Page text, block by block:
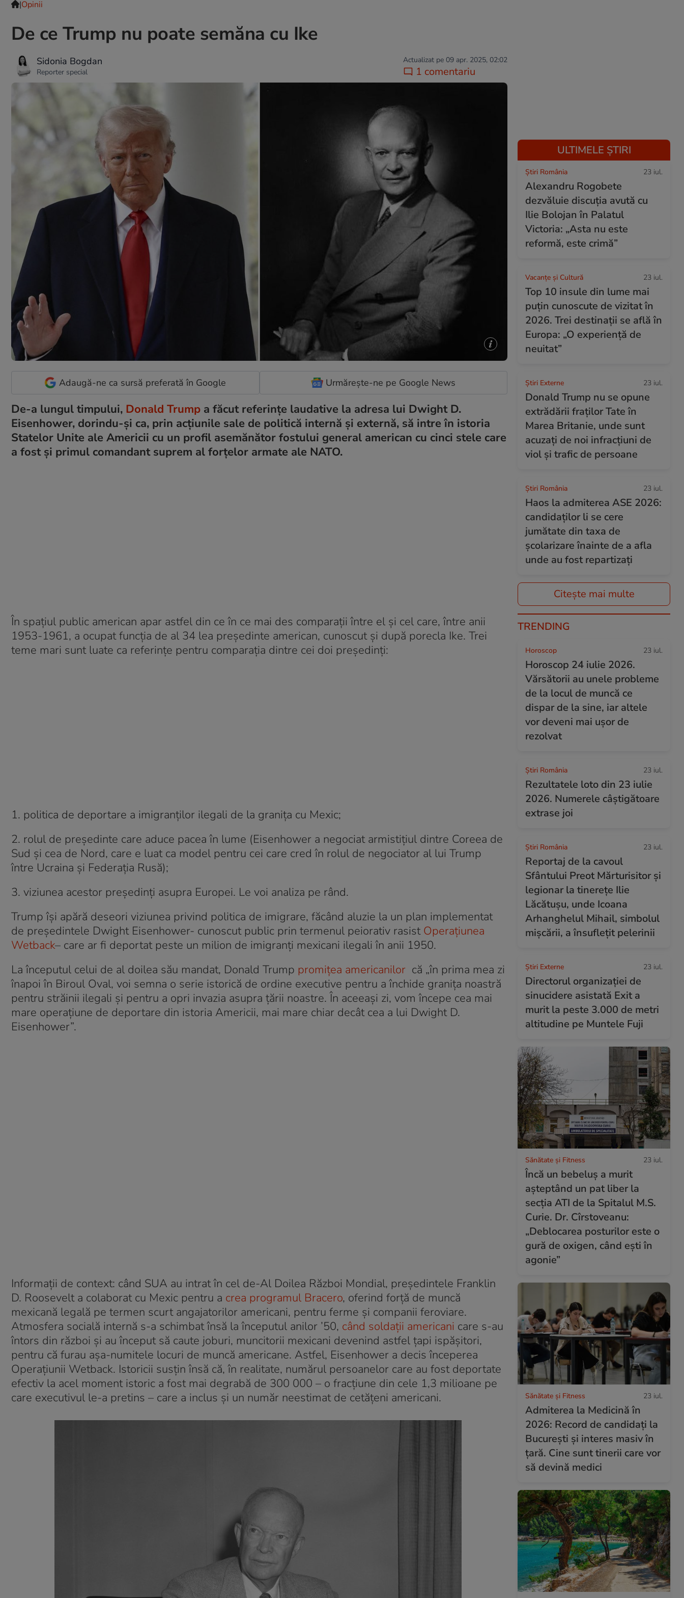
|Opinii
De ce Trump nu poate semăna cu Ike
Sidonia Bogdan
Reporter special
Actualizat pe 09 apr. 2025, 02:02
1 comentariu
Adaugă-ne ca sursă preferată în Google Urmărește-ne pe Google News
De-a lungul timpului, Donald Trump a făcut referințe laudative la adresa lui Dwight D.
Eisenhower, dorindu-și ca, prin acțiunile sale de politică internă și externă, să intre în istoria
Statelor Unite ale Americii cu un profil asemănător fostului general american cu cinci stele care
a fost și primul comandant suprem al forțelor armate ale NATO.
În spațiul public american apar astfel din ce în ce mai des comparații între el și cel care, între anii
1953-1961, a ocupat funcția de al 34 lea președinte american, cunoscut și după porecla Ike. Trei
teme mari sunt luate ca referințe pentru comparația dintre cei doi președinți:
1. politica de deportare a imigranților ilegali de la granița cu Mexic;
2. rolul de președinte care aduce pacea în lume (Eisenhower a negociat armistițiul dintre Coreea de
Sud și cea de Nord, care e luat ca model pentru cei care cred în rolul de negociator al lui Trump
între Ucraina și Federația Rusă);
3. viziunea acestor președinți asupra Europei. Le voi analiza pe rând.
Trump își apără deseori viziunea privind politica de imigrare, făcând aluzie la un plan implementat
de președintele Dwight Eisenhower- cunoscut public prin termenul peiorativ rasist Operațiunea
Wetback– care ar fi deportat peste un milion de imigranți mexicani ilegali în anii 1950.
La începutul celui de al doilea său mandat, Donald Trump promițea americanilor că „în prima mea zi
înapoi în Biroul Oval, voi semna o serie istorică de ordine executive pentru a închide granița noastră
pentru străinii ilegali și pentru a opri invazia asupra țării noastre. În aceeași zi, vom începe cea mai
mare operațiune de deportare din istoria Americii, mai mare chiar decât cea a lui Dwight D.
Eisenhower”.
Informații de context: când SUA au intrat în cel de-Al Doilea Război Mondial, președintele Franklin
D. Roosevelt a colaborat cu Mexic pentru a crea programul Bracero, oferind forță de muncă
mexicană legală pe termen scurt angajatorilor americani, pentru ferme și companii feroviare.
Atmosfera socială internă s-a schimbat însă la începutul anilor ’50, când soldații americani care s-au
întors din război și au început să caute joburi, muncitorii mexicani devenind astfel țapi ispășitori,
pentru că furau așa-numitele locuri de muncă americane. Astfel, Eisenhower a decis începerea
Operațiunii Wetback. Istoricii susțin însă că, în realitate, numărul persoanelor care au fost deportate
efectiv la acel moment istoric a fost mai degrabă de 300 000 – o fracțiune din cele 1,3 milioane pe
care executivul le-a pretins – care a inclus și un număr neestimat de cetățeni americani.
ULTIMELE ȘTIRI
Știri România 23 iul.
Alexandru Rogobete
dezvăluie discuția avută cu
Ilie Bolojan în Palatul
Victoria: „Asta nu este
reformă, este crimă”
Vacanțe și Cultură 23 iul.
Top 10 insule din lume mai
puțin cunoscute de vizitat în
2026. Trei destinații se află în
Europa: „O experiență de
neuitat”
Știri Externe 23 iul.
Donald Trump nu se opune
extrădării fraților Tate în
Marea Britanie, unde sunt
acuzați de noi infracțiuni de
viol și trafic de persoane
Știri România 23 iul.
Haos la admiterea ASE 2026:
candidaților li se cere
jumătate din taxa de
școlarizare înainte de a afla
unde au fost repartizați
Citește mai multe
TRENDING
Horoscop 23 iul.
Horoscop 24 iulie 2026.
Vărsătorii au unele probleme
de la locul de muncă ce
dispar de la sine, iar altele
vor deveni mai ușor de
rezolvat
Știri România 23 iul.
Rezultatele loto din 23 iulie
2026. Numerele câștigătoare
extrase joi
Știri România 23 iul.
Reportaj de la cavoul
Sfântului Preot Mărturisitor și
legionar la tinerețe Ilie
Lăcătușu, unde Icoana
Arhanghelul Mihail, simbolul
mișcării, a însuflețit pelerinii
Știri Externe 23 iul.
Directorul organizației de
sinucidere asistată Exit a
murit la peste 3.000 de metri
altitudine pe Muntele Fuji
Sănătate și Fitness 23 iul.
Încă un bebeluș a murit
așteptând un pat liber la
secția ATI de la Spitalul M.S.
Curie. Dr. Cîrstoveanu:
„Deblocarea posturilor este o
gură de oxigen, când ești în
agonie”
Sănătate și Fitness 23 iul.
Admiterea la Medicină în
2026: Record de candidați la
București și interes masiv în
țară. Cine sunt tinerii care vor
să devină medici